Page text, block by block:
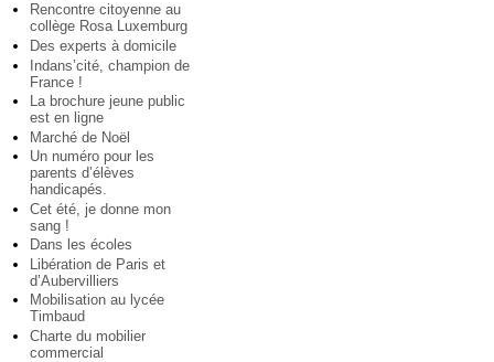
Rencontre citoyenne au
collège Rosa Luxemburg
Des experts à domicile
Indans’cité, champion de
France !
La brochure jeune public
est en ligne
Marché de Noël
Un numéro pour les
parents d’élèves
handicapés.
Cet été, je donne mon
sang !
Dans les écoles
Libération de Paris et
d’Aubervilliers
Mobilisation au lycée
Timbaud
Charte du mobilier
commercial